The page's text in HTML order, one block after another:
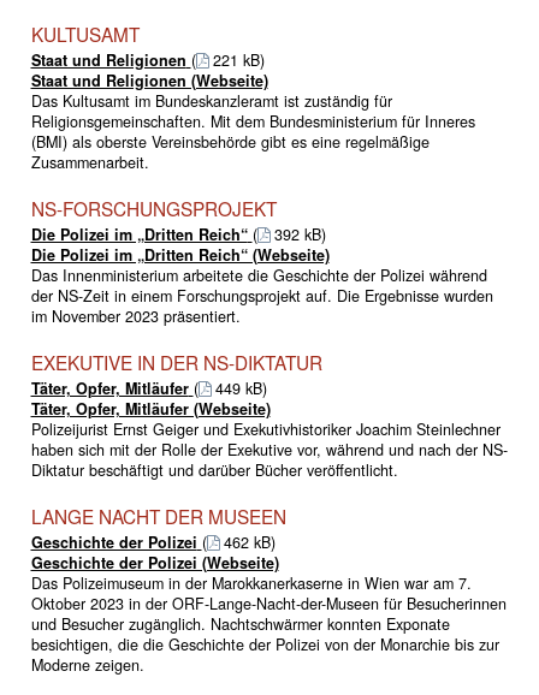
KULTUSAMT
Staat und Religionen (
221 kB)
Staat und Religionen (Webseite)
Das Kultusamt im Bundeskanzleramt ist zuständig für
Religionsgemeinschaften. Mit dem Bundesministerium für Inneres
(BMI) als oberste Vereinsbehörde gibt es eine regelmäßige
Zusammenarbeit.
NS-FORSCHUNGSPROJEKT
Die Polizei im „Dritten Reich“ (
392 kB)
Die Polizei im „Dritten Reich“ (Webseite)
Das Innenministerium arbeitete die Geschichte der Polizei während
der NS-Zeit in einem Forschungsprojekt auf. Die Ergebnisse wurden
im November 2023 präsentiert.
EXEKUTIVE IN DER NS-DIKTATUR
Täter, Opfer, Mitläufer (
449 kB)
Täter, Opfer, Mitläufer (Webseite)
Polizeijurist Ernst Geiger und Exekutivhistoriker Joachim Steinlechner
haben sich mit der Rolle der Exekutive vor, während und nach der NS-
Diktatur beschäftigt und darüber Bücher veröffentlicht.
LANGE NACHT DER MUSEEN
Geschichte der Polizei (
462 kB)
Geschichte der Polizei (Webseite)
Das Polizeimuseum in der Marokkanerkaserne in Wien war am 7.
Oktober 2023 in der ORF-Lange-Nacht-der-Museen für Besucherinnen
und Besucher zugänglich. Nachtschwärmer konnten Exponate
besichtigen, die die Geschichte der Polizei von der Monarchie bis zur
Moderne zeigen.